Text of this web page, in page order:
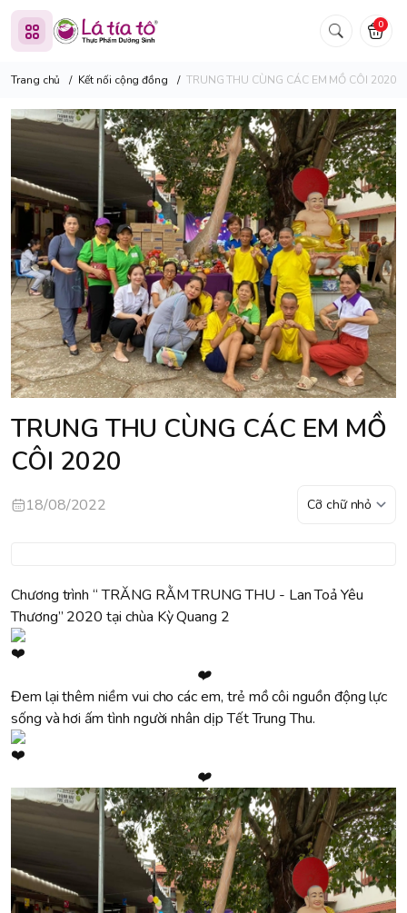
0
Trang chủ / Kết nối cộng đồng / TRUNG THU CÙNG CÁC EM MỒ CÔI 2020
TRUNG THU CÙNG CÁC EM MỒ
CÔI 2020
18/08/2022
Chương trình “ TRĂNG RẰM TRUNG THU - Lan Toả Yêu
Thương” 2020 tại chùa Kỳ Quang 2
❤️
Đem lại thêm niềm vui cho các em, trẻ mồ côi nguồn động lực
sống và hơi ấm tình người nhân dịp Tết Trung Thu.
❤️